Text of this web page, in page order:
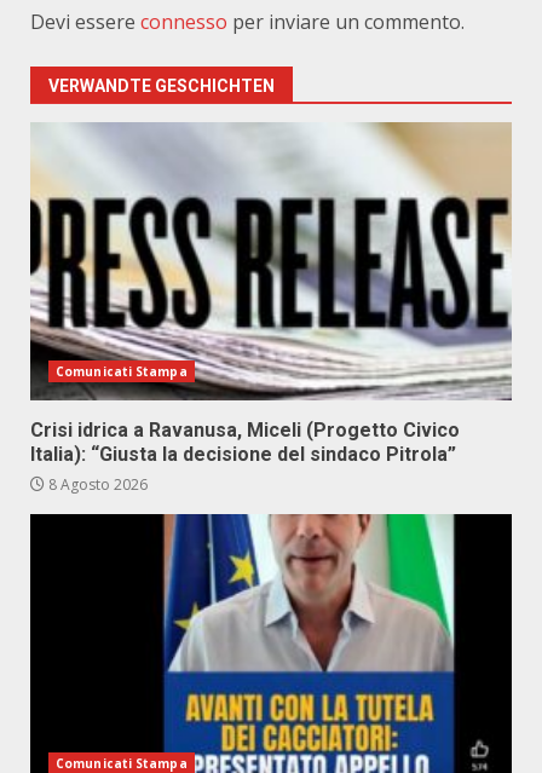
Devi essere connesso per inviare un commento.
VERWANDTE GESCHICHTEN
Comunicati Stampa
Crisi idrica a Ravanusa, Miceli (Progetto Civico
Italia): “Giusta la decisione del sindaco Pitrola”
8 Agosto 2026
Comunicati Stampa